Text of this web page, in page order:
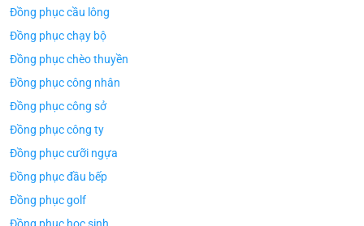
Đồng phục cầu lông
Đồng phục chạy bộ
Đồng phục chèo thuyền
Đồng phục công nhân
Đồng phục công sở
Đồng phục công ty
Đồng phục cưỡi ngựa
Đồng phục đầu bếp
Đồng phục golf